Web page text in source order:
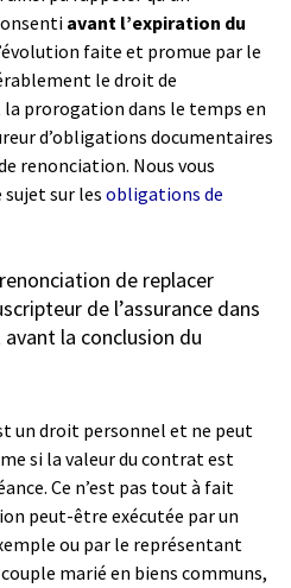
avant l’expiration du
faite et promue par le
le droit de
prorogation dans le temps en
d’obligations documentaires
renonciation. Nous vous
sur les obligations de
de replacer
de l’assurance dans
la conclusion du
un droit personnel et ne peut
si la valeur du contrat est
Ce n’est pas tout à fait
peut-être exécutée par un
ou par le représentant
marié en biens communs,